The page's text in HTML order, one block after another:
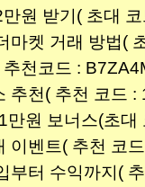
원 받기( 초대
마켓 거래 방법(
천코드 :
추천( 추천 코드 :
원 보너스(초대
이벤트( 추천 코
부터 수익까지(